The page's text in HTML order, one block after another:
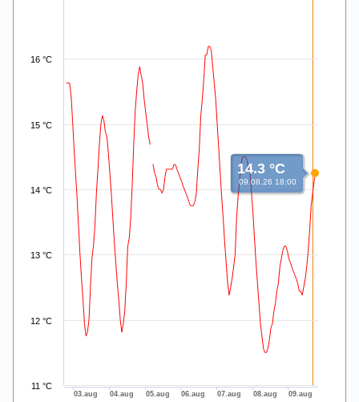
The chart has 1 Y axis displaying values. Data ranges from
11 °C
12 °C
13 °C
14 °C
15 °C
16 °C
03.aug 04.aug 05.aug 06.aug 07.aug 08.aug 09.aug
14.3 °C
09.08.26 18:00